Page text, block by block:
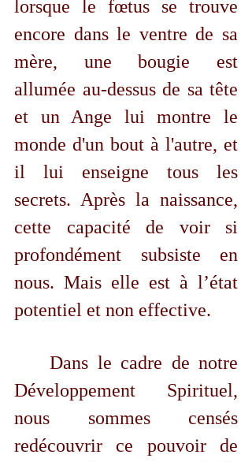
lorsque le fœtus se trouve
encore dans le ventre de sa
mère, une bougie est
allumée au-dessus de sa tête
et un Ange lui montre le
monde d'un bout à l'autre, et
il lui enseigne tous les
secrets. Après la naissance,
cette capacité de voir si
profondément subsiste en
nous. Mais elle est à l’état
potentiel et non effective.
	Dans le cadre de notre
Développement Spirituel,
nous sommes censés
redécouvrir ce pouvoir de